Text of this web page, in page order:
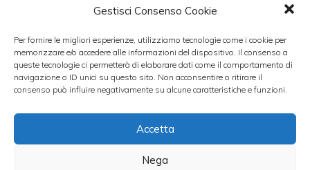
Gestisci Consenso Cookie
Per fornire le migliori esperienze, utilizziamo tecnologie come i cookie per
memorizzare e/o accedere alle informazioni del dispositivo. Il consenso a
queste tecnologie ci permetterà di elaborare dati come il comportamento di
navigazione o ID unici su questo sito. Non acconsentire o ritirare il
consenso può influire negativamente su alcune caratteristiche e funzioni.
Accetta
Nega
minuti in maniera tale da farli ammorbidire.
Condire con sale e pepe ed aromatizzare
con il timo. Quando il ragù sarà troppo
asciutto aggiungere un mestolo di brodo.
Cuocere gli spaghetti e condire con il ragù.